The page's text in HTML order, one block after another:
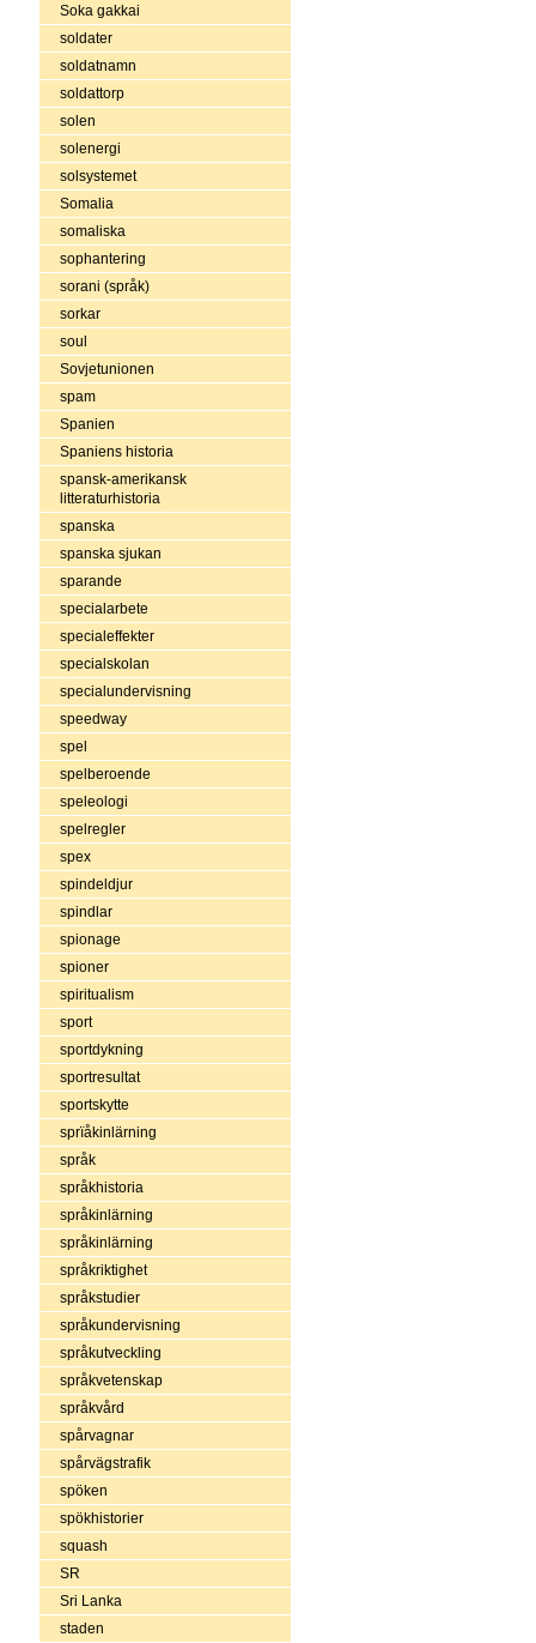
Soka gakkai
soldater
soldatnamn
soldattorp
solen
solenergi
solsystemet
Somalia
somaliska
sophantering
sorani (språk)
sorkar
soul
Sovjetunionen
spam
Spanien
Spaniens historia
spansk-amerikansk
litteraturhistoria
spanska
spanska sjukan
sparande
specialarbete
specialeffekter
specialskolan
specialundervisning
speedway
spel
spelberoende
speleologi
spelregler
spex
spindeldjur
spindlar
spionage
spioner
spiritualism
sport
sportdykning
sportresultat
sportskytte
sprïåkinlärning
språk
språkhistoria
språkinlärning
språkinlärning
språkriktighet
språkstudier
språkundervisning
språkutveckling
språkvetenskap
språkvård
spårvagnar
spårvägstrafik
spöken
spökhistorier
squash
SR
Sri Lanka
staden